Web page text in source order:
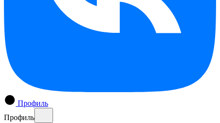
Профиль
Профиль